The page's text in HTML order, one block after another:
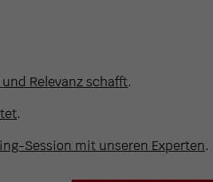
Relevanz schafft.
.
Session mit unseren Experten.